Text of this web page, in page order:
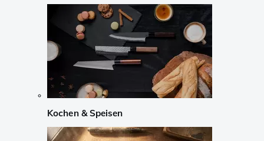
Kochen & Speisen